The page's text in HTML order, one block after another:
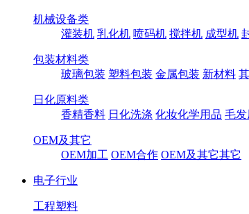
机械设备类
灌装机 乳化机 喷码机 搅拌机 成型机
包装材料类
玻璃包装 塑料包装 金属包装 新材料
日化原料类
香精香料 日化洗涤 化妆化学用品 毛发
OEM及其它
OEM加工 OEM合作 OEM及其它其它
电子行业
工程塑料